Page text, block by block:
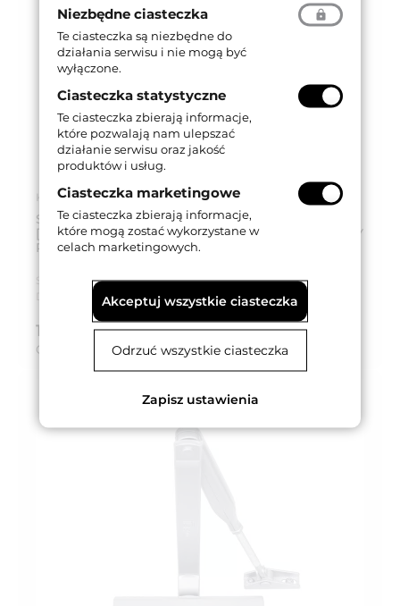
Kod produktu: 37L170005
SAMOZAMYKACZ DO DRZWI, Z RAMIENIEM, IS10E
[EN2/3/4], Z PRZYTRZYMANIEM OTWARCIA, CZARNY
RAL 9005
Seria produktu:
IS 10
Dostępny
146,53 złbrutto (z VAT 23%)
Cena za:
Niezbędne ciasteczka
Te ciasteczka są niezbędne do
działania serwisu i nie mogą być
wyłączone.
Ciasteczka statystyczne
Te ciasteczka zbierają informacje,
które pozwalają nam ulepszać
działanie serwisu oraz jakość
produktów i usług.
Ciasteczka marketingowe
Te ciasteczka zbierają informacje,
które mogą zostać wykorzystane w
celach marketingowych.
Akceptuj wszystkie ciasteczka
Odrzuć wszystkie ciasteczka
Zapisz ustawienia